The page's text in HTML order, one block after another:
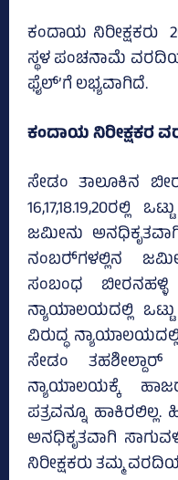
ಕಂದಾಯ ನಿರೀಕ್ಷಕರು
ಸ್ಥಳ ಪಂಚನಾಮೆ
ಫೈಲ್‌’ಗೆ ಲಭ್ಯವಾಗಿದೆ.
ಕಂದಾಯ ನಿರೀಕ್ಷಕರ
ಸೇಡಂ ತಾಲೂಕಿನ
16,17,18.19,20ರಲ್ಲಿ
ಜಮೀನು
ನಂಬರ್‍‌ಗಳಲ್ಲಿನ
ಸಂಬಂಧ
ನ್ಯಾಯಾಲಯದಲ್ಲಿ
ವಿರುದ್ಧ
ಸೇಡಂ
ನ್ಯಾಯಾಲಯಕ್ಕೆ
ಪತ್ರವನ್ನೂ
ಅನಧಿಕೃತವಾಗಿ
ನಿರೀಕ್ಷಕರು ತಮ್ಮ